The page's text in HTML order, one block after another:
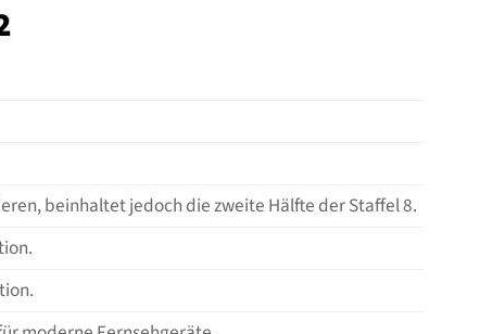
beinhaltet jedoch die zweite Hälfte der Staffel 8.